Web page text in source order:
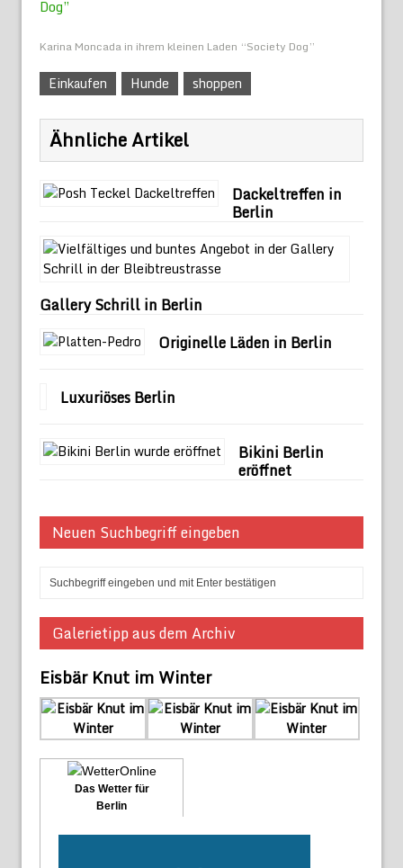
Karina Moncada in ihrem kleinen Laden “Society Dog”
Einkaufen Hunde shoppen
Ähnliche Artikel
Dackeltreffen in
Berlin
Gallery Schrill in Berlin
Originelle Läden in Berlin
Luxuriöses Berlin
Bikini Berlin
eröffnet
Neuen Suchbegriff eingeben
Galerietipp aus dem Archiv
Eisbär Knut im Winter
Das Wetter für
Berlin